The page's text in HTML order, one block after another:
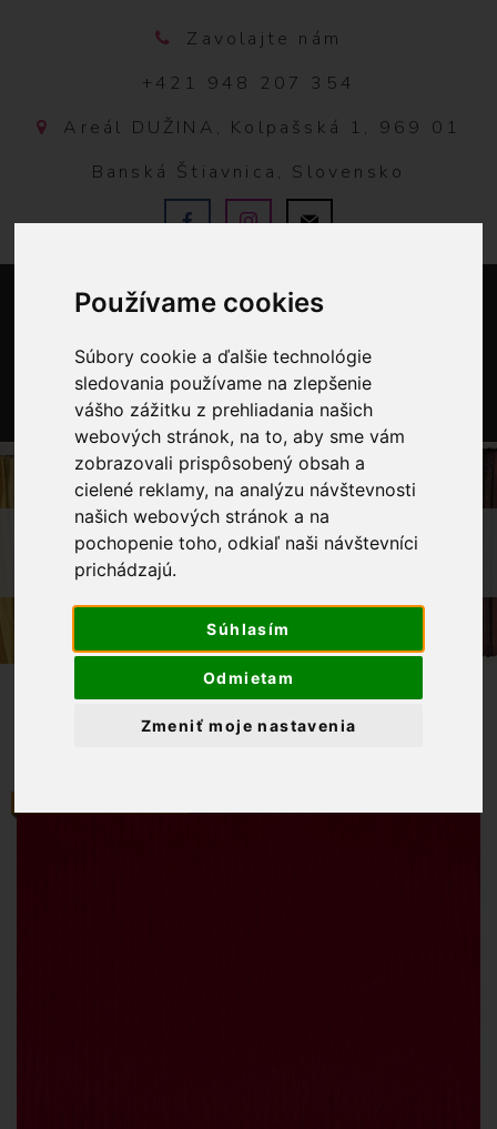
Používame cookies
Súbory cookie a ďalšie technológie
sledovania používame na zlepšenie
vášho zážitku z prehliadania našich
webových stránok, na to, aby sme vám
zobrazovali prispôsobený obsah a
cielené reklamy, na analýzu návštevnosti
našich webových stránok a na
pochopenie toho, odkiaľ naši návštevníci
prichádzajú.
Súhlasím
Odmietam
Zmeniť moje nastavenia
Zavolajte nám
+421 948 207 354
Areál DUŽINA, Kolpašská 1, 969 01
Banská Štiavnica, Slovensko
OBCHOD LÁTKY METRÁŽ
MENČESTER ČERVENÁ